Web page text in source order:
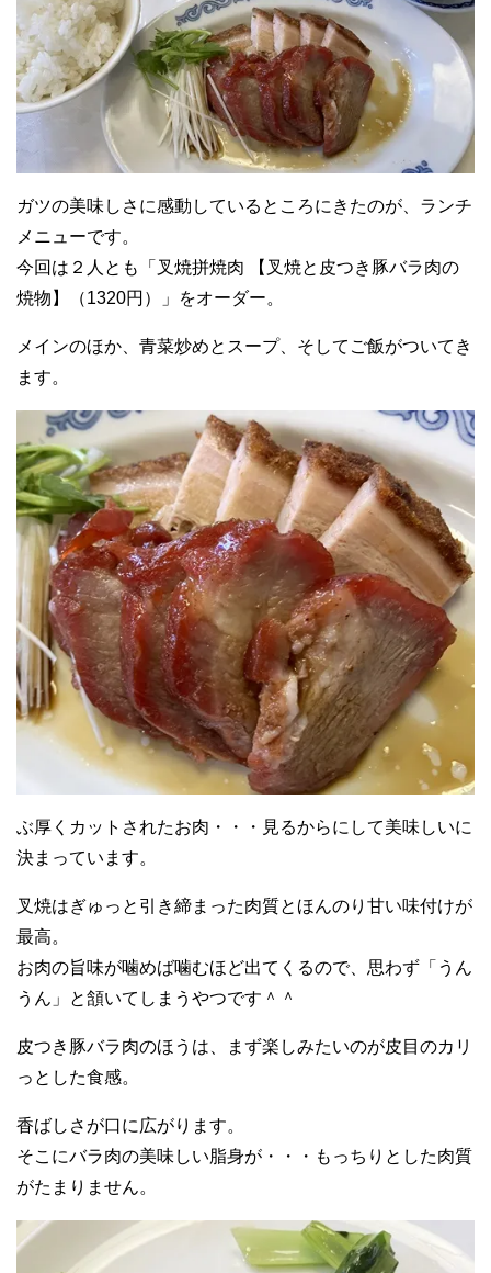
ガツの美味しさに感動しているところにきたのが、ランチ
メニューです。
今回は２人とも「叉焼拼焼肉 【叉焼と皮つき豚バラ肉の
焼物】（1320円）」をオーダー。
メインのほか、青菜炒めとスープ、そしてご飯がついてき
ます。
ぶ厚くカットされたお肉・・・見るからにして美味しいに
決まっています。
叉焼はぎゅっと引き締まった肉質とほんのり甘い味付けが
最高。
お肉の旨味が噛めば噛むほど出てくるので、思わず「うん
うん」と頷いてしまうやつです＾＾
皮つき豚バラ肉のほうは、まず楽しみたいのが皮目のカリ
っとした食感。
香ばしさが口に広がります。
そこにバラ肉の美味しい脂身が・・・もっちりとした肉質
がたまりません。